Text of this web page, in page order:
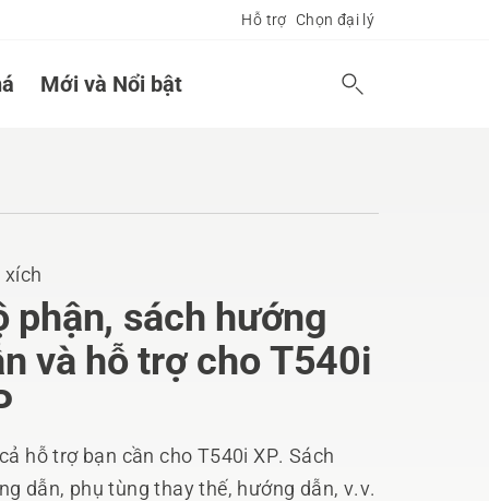
Hỗ trợ Chọn đại lý
Mới và Nổi bật
xích
phận, sách hướng
và hỗ trợ cho T540i
hỗ trợ bạn cần cho T540i XP. Sách
dẫn, phụ tùng thay thế, hướng dẫn, v.v.